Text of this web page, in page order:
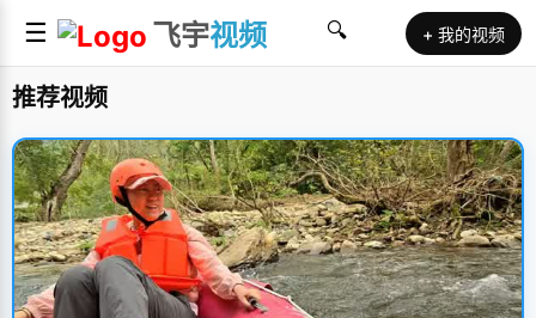
☰ 飞宇视频 🔍 + 我的视频
推荐视频